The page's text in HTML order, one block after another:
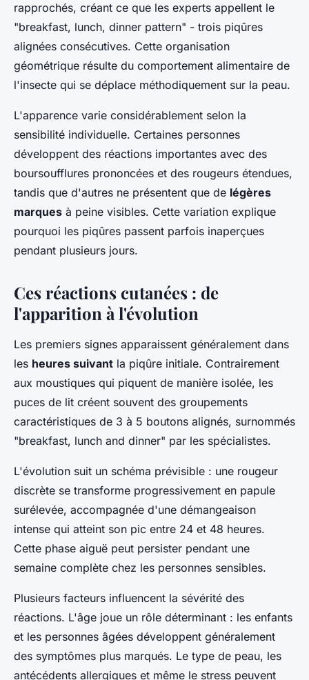
rapprochés, créant ce que les experts appellent le
"breakfast, lunch, dinner pattern" - trois piqûres
alignées consécutives. Cette organisation
géométrique résulte du comportement alimentaire de
l'insecte qui se déplace méthodiquement sur la peau.
L'apparence varie considérablement selon la
sensibilité individuelle. Certaines personnes
développent des réactions importantes avec des
boursoufflures prononcées et des rougeurs étendues,
tandis que d'autres ne présentent que de légères
marques à peine visibles. Cette variation explique
pourquoi les piqûres passent parfois inaperçues
pendant plusieurs jours.
Ces réactions cutanées : de
l'apparition à l'évolution
Les premiers signes apparaissent généralement dans
les heures suivant la piqûre initiale. Contrairement
aux moustiques qui piquent de manière isolée, les
puces de lit créent souvent des groupements
caractéristiques de 3 à 5 boutons alignés, surnommés
"breakfast, lunch and dinner" par les spécialistes.
L'évolution suit un schéma prévisible : une rougeur
discrète se transforme progressivement en papule
surélevée, accompagnée d'une démangeaison
intense qui atteint son pic entre 24 et 48 heures.
Cette phase aiguë peut persister pendant une
semaine complète chez les personnes sensibles.
Plusieurs facteurs influencent la sévérité des
réactions. L'âge joue un rôle déterminant : les enfants
et les personnes âgées développent généralement
des symptômes plus marqués. Le type de peau, les
antécédents allergiques et même le stress peuvent